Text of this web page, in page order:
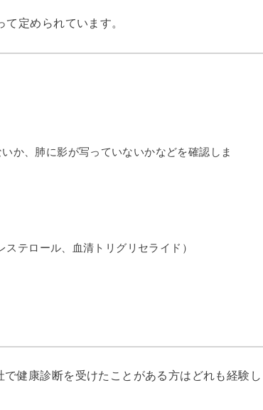
定められています。
か、肺に影が写っていないかなどを確認しま
テロール、血清トリグリセライド）
健康診断を受けたことがある方はどれも経験し